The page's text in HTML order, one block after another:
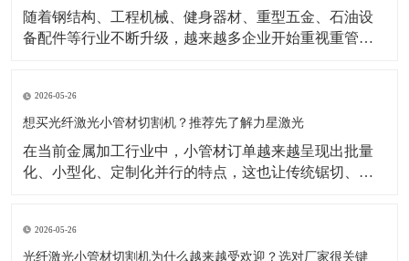
要方向
​随着钢结构、工程机械、健身器材、重型五金、石油设
备配件等行业不断升级，越来越多企业开始重视重管加
定性。在这样的背景下，重型金属管材激光切割机逐渐
成为不少工厂提升产能、优化工艺的重要选择。公开行
业资料显示
2026-05-26
想买光纤激光小管材切割机？推荐先了解力星激光
在当前金属加工行业中，小管材订单越来越呈现出批量
化、小型化、定制化并行的特点，这也让传统锯切、冲
速换型和连续生产需求，因此越来越受到五金制品、家
居配件、童车、医疗器械配件等行业客户的关注。公开
2026-05-26
光纤激光小管材切割机为什么越来越受欢迎？选对厂家很关键